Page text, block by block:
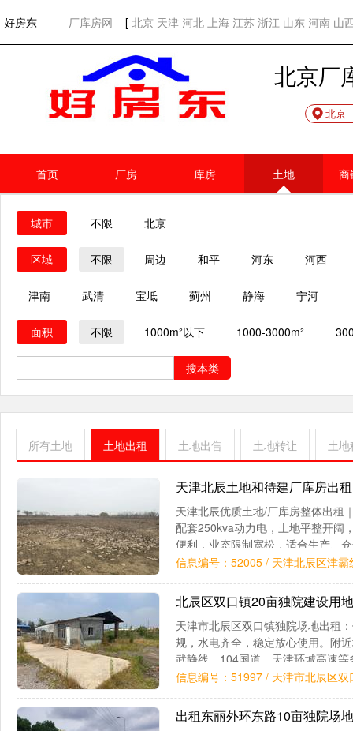
好房东 厂库房网 [ 北京 天津 河北 上海 江苏 浙江 山东 河南 山
欢迎访问好房东！网站首页
北京厂
北京
首页 厂房 库房 土地 商
城市 不限 北京
区域 不限 周边 和平 河东 河西
津南 武清 宝坻 蓟州 静海 宁河
面积 不限 1000m²以下 1000-3000m²
搜本类
所有土地 土地出租 土地出售 土地转让 土
天津北辰土地和待建厂库房出
天津北辰优质土地/厂库房整体出租
配套250kva动力电，土地平整开阔
便利，业态限制宽松，适合生产、
块一：40亩建设用地+商业用地核心
信息编号：52005 / 天津北辰区津霸
北辰区双口镇20亩独院建设用
天津市北辰区双口镇独院场地出租
规，水电齐全，稳定放心使用。附
武静线、104国道、天津环城高速
20亩，集体建设用地，带围墙，有
信息编号：51997 / 天津市北辰区双
出租东丽外环东路10亩独院场